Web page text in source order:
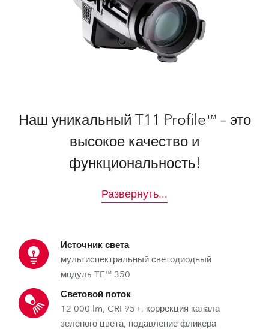
Наш уникальный T11 Profile™ – это
высокое качество и
функциональность!
Развернуть...
Источник света
мультиспектральный светодиодный
модуль TE™ 350
Световой поток
12 000 lm, CRI 95+, коррекция канала
зеленого цвета, подавление фликера